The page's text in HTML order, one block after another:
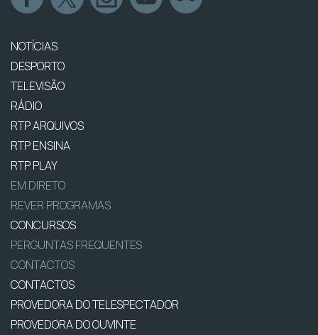
NOTÍCIAS
DESPORTO
TELEVISÃO
RÁDIO
RTP ARQUIVOS
RTP ENSINA
RTP PLAY
EM DIRETO
REVER PROGRAMAS
CONCURSOS
PERGUNTAS FREQUENTES
CONTACTOS
CONTACTOS
PROVEDORA DO TELESPECTADOR
PROVEDORA DO OUVINTE